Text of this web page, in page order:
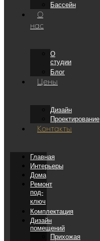
Бассейн
О
нас
О
студии
Блог
Цены
Дизайн
Проектирование
Контакты
Главная
Интерьеры
Дома
Ремонт
под-
ключ
Комплектация
Дизайн
помещений
Прихожая